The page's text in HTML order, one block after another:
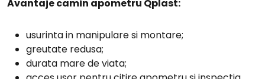
Avantaje camin apometru Qplast:
usurinta in manipulare si montare;
greutate redusa;
durata mare de viata;